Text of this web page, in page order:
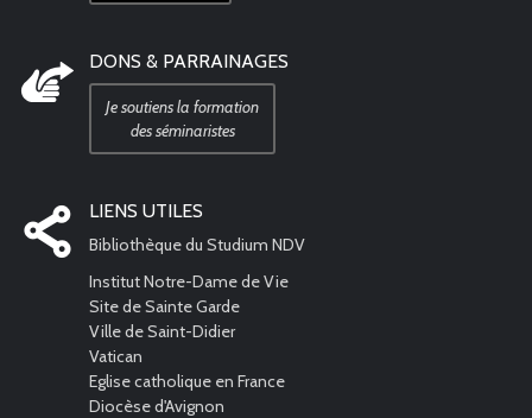
DONS & PARRAINAGES
Je soutiens la formation
des séminaristes
LIENS UTILES
Bibliothèque du Studium NDV
Institut Notre-Dame de Vie
Site de Sainte Garde
Ville de Saint-Didier
Vatican
Eglise catholique en France
Diocèse d'Avignon